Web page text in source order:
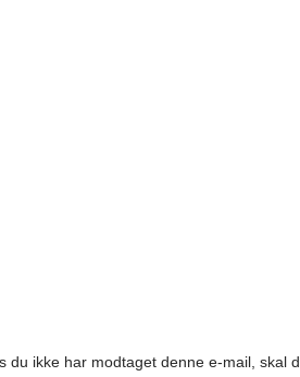
ikke har modtaget denne e-mail, skal